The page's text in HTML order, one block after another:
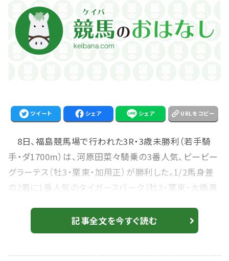
ツイート シェア シェア URLをコピー
8日、福島競馬場で行われた3R・3歳未勝利（若手騎
手・ダ1700m）は、河原田菜々騎乗の3番人気、ビービー
グラーテス（牡3・栗東・加用正）が勝利した。1/2馬身差
の2着に1番人気のタイガースパーク（牡3・栗東・大橋勇
入った。勝ちタイムは1:47.4（良）。 2番人気で西村淳
也騎乗、ジャスティンユウジ（牡3・栗東・吉岡辰弥）は、4
記事全文を今すぐ読む